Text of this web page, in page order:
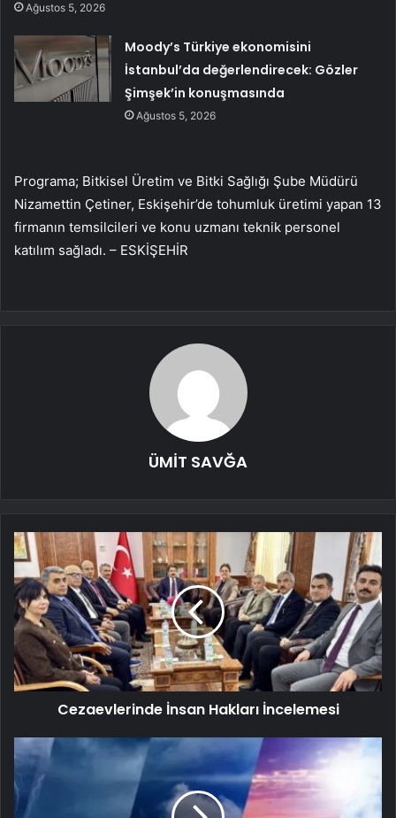
Ağustos 5, 2026
Moody’s Türkiye ekonomisini
İstanbul’da değerlendirecek: Gözler
Şimşek’in konuşmasında
Ağustos 5, 2026
Programa; Bitkisel Üretim ve Bitki Sağlığı Şube Müdürü
Nizamettin Çetiner, Eskişehir’de tohumluk üretimi yapan 13
firmanın temsilcileri ve konu uzmanı teknik personel
katılım sağladı. – ESKİŞEHİR
ÜMİT SAVĞA
Cezaevlerinde İnsan Hakları İncelemesi